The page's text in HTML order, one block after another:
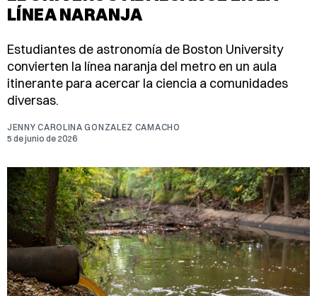
LÍNEA NARANJA
Estudiantes de astronomía de Boston University
convierten la línea naranja del metro en un aula
itinerante para acercar la ciencia a comunidades
diversas.
JENNY CAROLINA GONZALEZ CAMACHO
5 de junio de 2026